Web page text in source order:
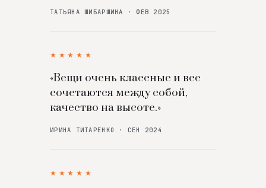
ТАТЬЯНА ШИБАРШИНА · ФЕВ 2025
★★★★★
«Вещи очень классные и все
сочетаются между собой,
качество на высоте.»
ИРИНА ТИТАРЕНКО · СЕН 2024
★★★★★